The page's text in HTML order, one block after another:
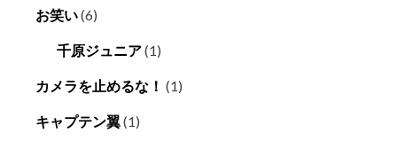
お笑い(6)
千原ジュニア(1)
カメラを止めるな！ (1)
キャプテン翼(1)